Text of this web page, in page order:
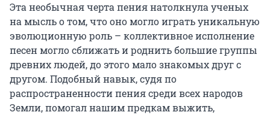
Эта необычная черта пения натолкнула ученых
на мысль о том, что оно могло играть уникальную
эволюционную роль – коллективное исполнение
песен могло сближать и роднить большие группы
древних людей, до этого мало знакомых друг с
другом. Подобный навык, судя по
распространенности пения среди всех народов
Земли, помогал нашим предкам выжить,